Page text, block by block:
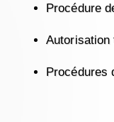
Procédure
Autorisation
Procédures